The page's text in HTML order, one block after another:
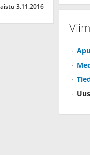
3.11.2016